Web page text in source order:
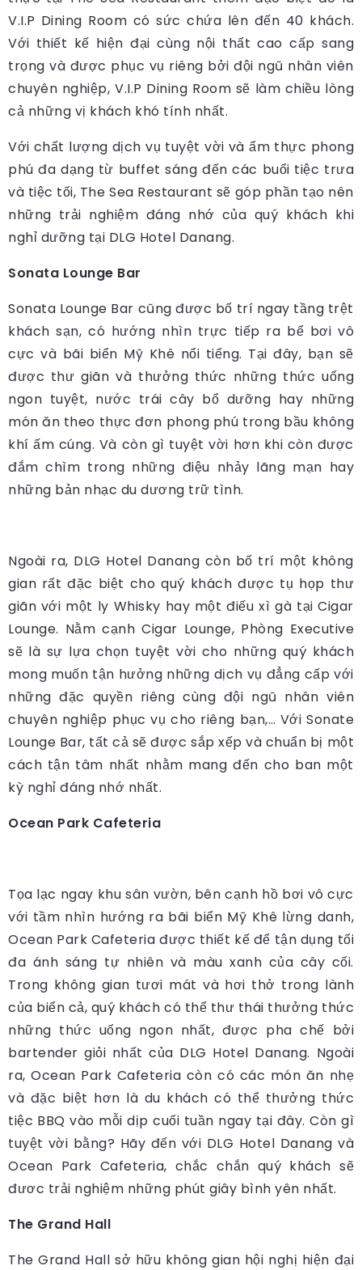
V.I.P Dining Room có sức chứa lên đến 40 khách.
Với thiết kế hiện đại cùng nội thất cao cấp sang
trọng và được phục vụ riêng bởi đội ngũ nhân viên
chuyên nghiệp, V.I.P Dining Room sẽ làm chiều lòng
cả những vị khách khó tính nhất.
Với chất lượng dịch vụ tuyệt vời và ẩm thực phong
phú đa dạng từ buffet sáng đến các buổi tiệc trưa
và tiệc tối, The Sea Restaurant sẽ góp phần tạo nên
những trải nghiệm đáng nhớ của quý khách khi
nghỉ dưỡng tại DLG Hotel Danang.
Sonata Lounge Bar
Sonata Lounge Bar cũng được bố trí ngay tầng trệt
khách sạn, có hướng nhìn trực tiếp ra bể bơi vô
cực và bãi biển Mỹ Khê nổi tiếng. Tại đây, bạn sẽ
được thư giãn và thưởng thức những thức uống
ngon tuyệt, nước trái cây bổ dưỡng hay những
món ăn theo thực đơn phong phú trong bầu không
khí ấm cúng. Và còn gì tuyệt vời hơn khi còn được
đắm chìm trong những điệu nhảy lãng mạn hay
những bản nhạc du dương trữ tình.
Ngoài ra, DLG Hotel Danang còn bố trí một không
gian rất đặc biệt cho quý khách được tụ họp thư
giãn với một ly Whisky hay một điếu xì gà tại Cigar
Lounge. Nằm cạnh Cigar Lounge, Phòng Executive
sẽ là sự lựa chọn tuyệt vời cho những quý khách
mong muốn tận hưởng những dịch vụ đẳng cấp với
những đặc quyền riêng cùng đội ngũ nhân viên
chuyên nghiệp phục vụ cho riêng bạn,… Với Sonate
Lounge Bar, tất cả sẽ được sắp xếp và chuẩn bị một
cách tận tâm nhất nhằm mang đến cho ban một
kỳ nghỉ đáng nhớ nhất.
Ocean Park Cafeteria
Tọa lạc ngay khu sân vườn, bên cạnh hồ bơi vô cực
với tầm nhìn hướng ra bãi biển Mỹ Khê lừng danh,
Ocean Park Cafeteria được thiết kế để tận dụng tối
đa ánh sáng tự nhiên và màu xanh của cây cối.
Trong không gian tươi mát và hơi thở trong lành
của biển cả, quý khách có thể thư thái thưởng thức
những thức uống ngon nhất, được pha chế bởi
bartender giỏi nhất của DLG Hotel Danang. Ngoài
ra, Ocean Park Cafeteria còn có các món ăn nhẹ
và đặc biệt hơn là du khách có thể thưởng thức
tiệc BBQ vào mỗi dịp cuối tuần ngay tại đây. Còn gì
tuyệt vời bằng? Hãy đến với DLG Hotel Danang và
Ocean Park Cafeteria, chắc chắn quý khách sẽ
đươc trải nghiệm những phút giây bình yên nhất.
The Grand Hall
The Grand Hall sở hữu không gian hội nghị hiện đại